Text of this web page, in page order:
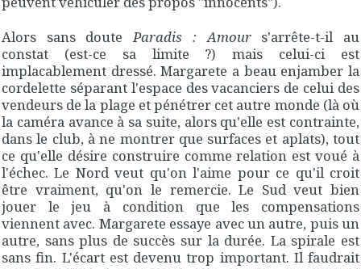
Alors sans douteParadis : Amours'arrête-t-il au
constat (est-ce sa limite ?) mais celui-ci est
implacablement dressé. Margarete a beau enjamber la
cordelette séparant l'espace des vacanciers de celui des
vendeurs de la plage et pénétrer cet autre monde (là où
la caméra avance à sa suite, alors qu'elle est contrainte,
dans le club, à ne montrer que surfaces et aplats), tout
ce qu'elle désire construire comme relation est voué à
l'échec. Le Nord veut qu'on l'aime pour ce qu'il croit
être vraiment, qu'on le remercie. Le Sud veut bien
jouer le jeu à condition que les compensations
viennent avec. Margarete essaye avec un autre, puis un
autre, sans plus de succès sur la durée. La spirale est
sans fin. L'écart est devenu trop important. Il faudrait